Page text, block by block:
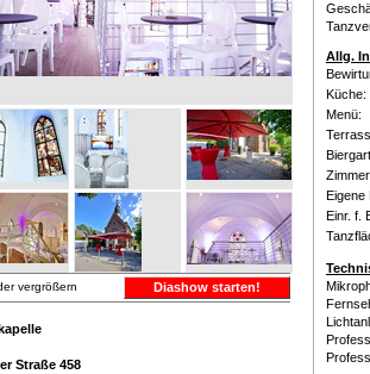
vergrößern Diashow starten!
Straße 458
Allg.
Küche:
Menü:
Eigene
Einr. f.